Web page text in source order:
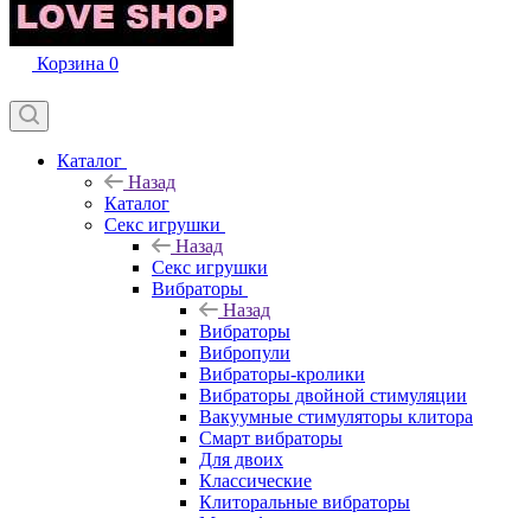
Корзина 0
Каталог
Назад
Каталог
Секс игрушки
Назад
Секс игрушки
Вибраторы
Назад
Вибраторы
Вибропули
Вибраторы-кролики
Вибраторы двойной стимуляции
Вакуумные стимуляторы клитора
Смарт вибраторы
Для двоих
Классические
Клиторальные вибраторы